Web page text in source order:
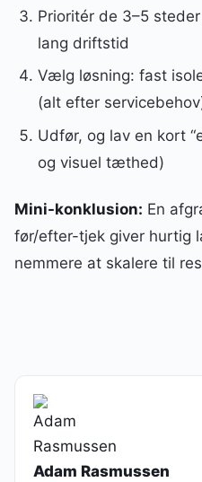
Prioritér de 3–5
lang driftstid
Vælg løsning: fast
(alt efter
Udfør, og lav en kort
og visuel tæthed)
Mini-konklusion: En
før/efter-tjek giver
nemmere at skalere til
Adam Rasmussen